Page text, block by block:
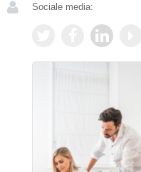
Sociale media: